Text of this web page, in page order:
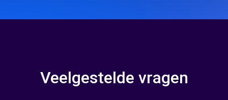
Veelgestelde vragen